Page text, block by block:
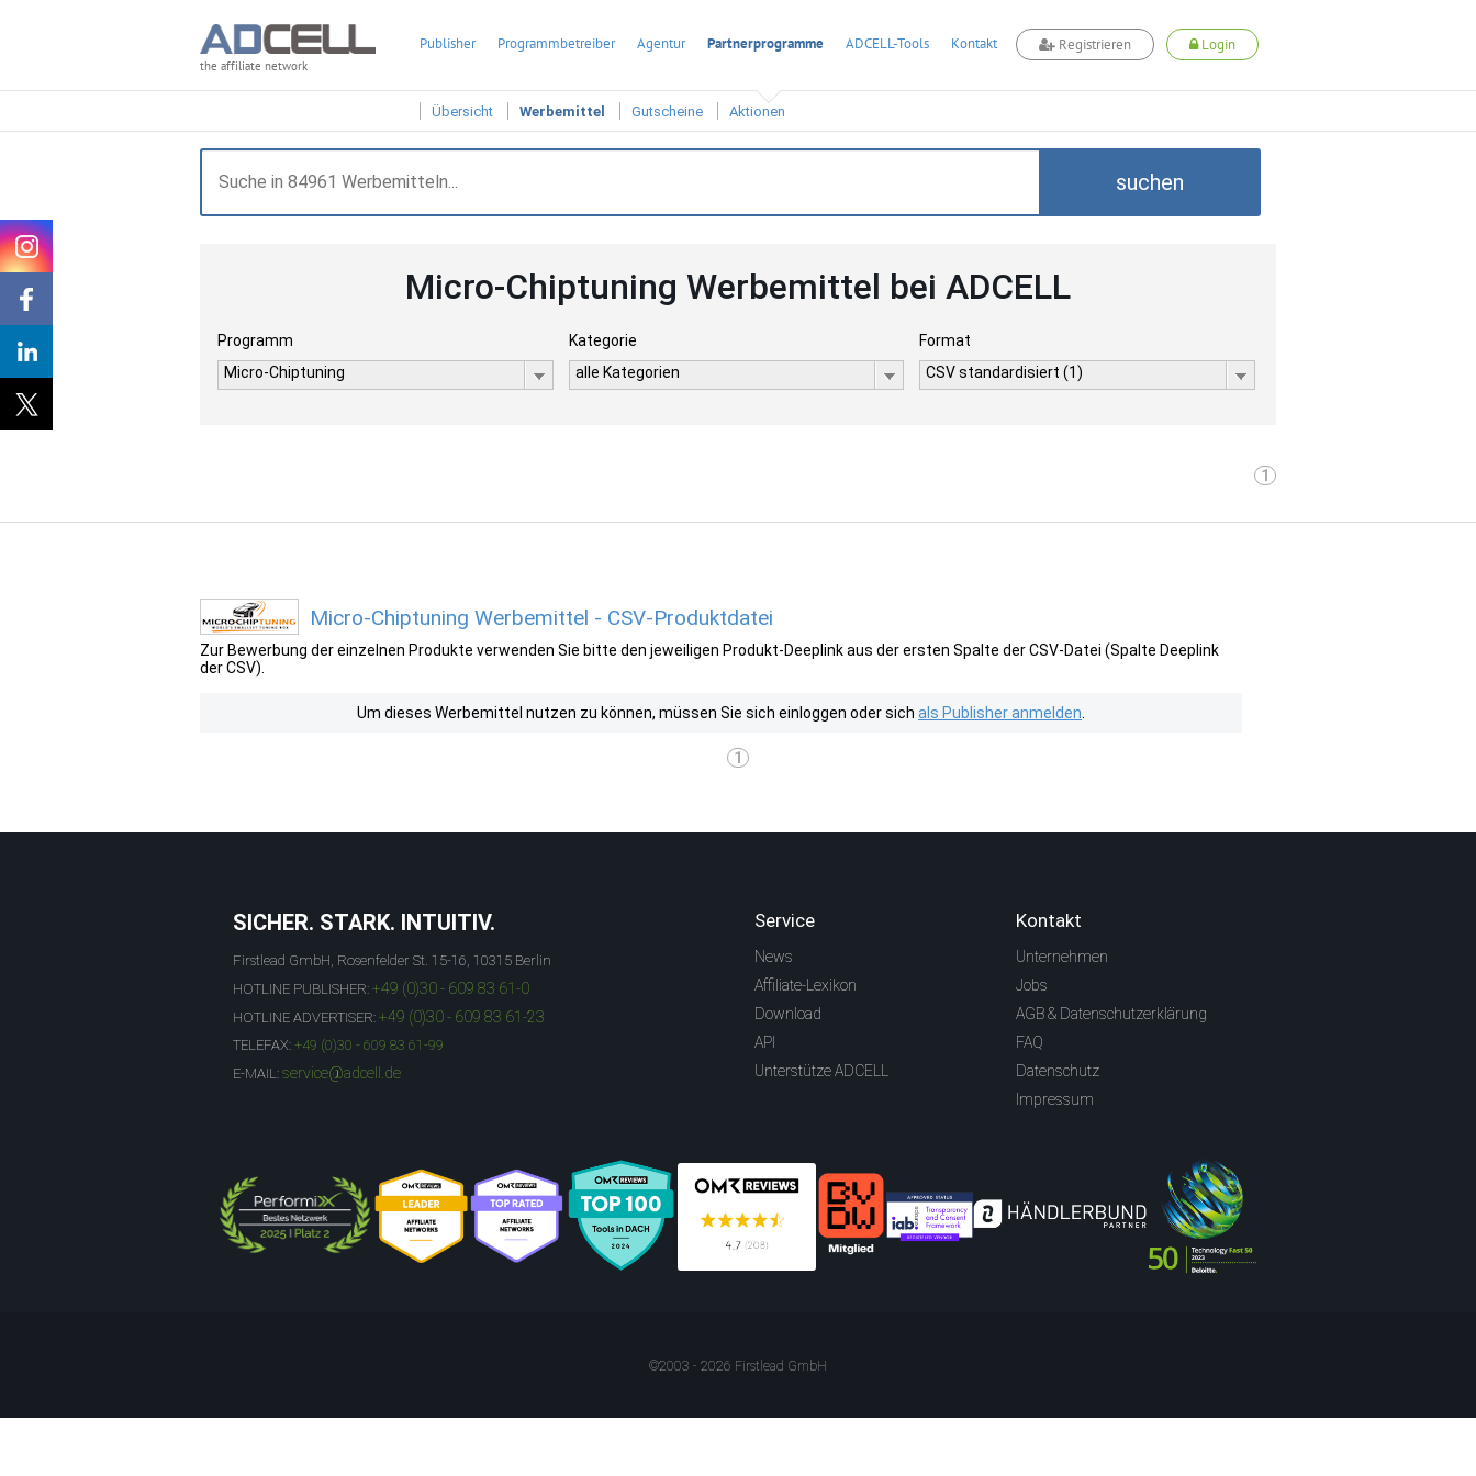
the affiliate network
Publisher Programmbetreiber Agentur Partnerprogramme ADCELL-Tools Kontakt Registrieren Login
Übersicht Werbemittel Gutscheine Aktionen
suchen
Micro-Chiptuning Werbemittel bei ADCELL
Programm
Micro-Chiptuning
Kategorie
alle Kategorien
Format
CSV standardisiert (1)
1
Micro-Chiptuning Werbemittel - CSV-Produktdatei
Zur Bewerbung der einzelnen Produkte verwenden Sie bitte den jeweiligen Produkt-Deeplink aus der ersten Spalte der CSV-Datei (Spalte Deeplink
der CSV).
Um dieses Werbemittel nutzen zu können, müssen Sie sich einloggen oder sich als Publisher anmelden
1
SICHER. STARK. INTUITIV.
Firstlead GmbH, Rosenfelder St. 15-16, 10315 Berlin
HOTLINE PUBLISHER: +49 (0)30 - 609 83 61-0
HOTLINE ADVERTISER: +49 (0)30 - 609 83 61-23
TELEFAX: +49 (0)30 - 609 83 61-99
E-MAIL: service@adcell.de
Service
News
Affiliate-Lexikon
Download
API
Unterstütze ADCELL
Kontakt
Unternehmen
Jobs
AGB & Datenschutzerklärung
FAQ
Datenschutz
Impressum
©2003 - 2026 Firstlead GmbH